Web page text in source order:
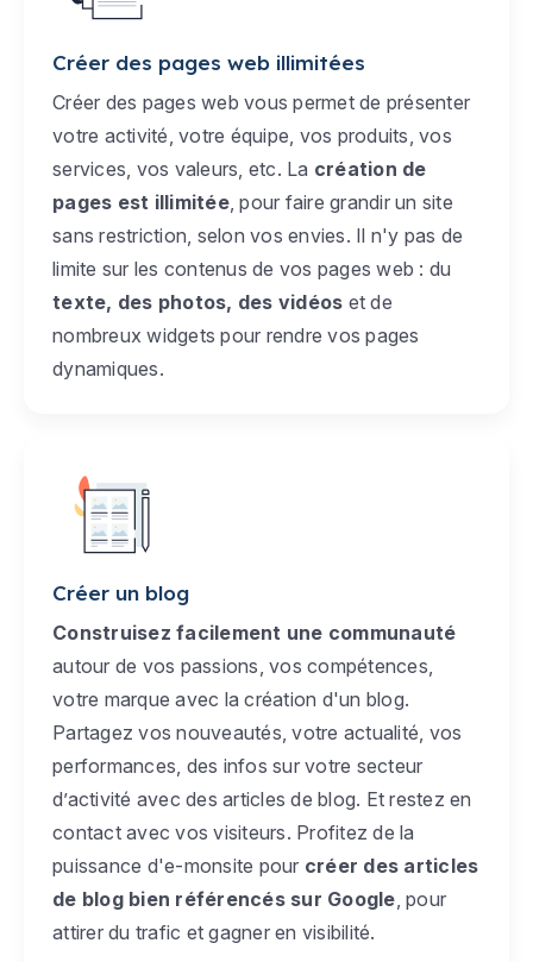
Créer des pages web illimitées
Créer des pages web vous permet de présenter
votre activité, votre équipe, vos produits, vos
services, vos valeurs, etc. La création de
pages est illimitée, pour faire grandir un site
sans restriction, selon vos envies. Il n'y pas de
limite sur les contenus de vos pages web : du
texte, des photos, des vidéos et de
nombreux widgets pour rendre vos pages
dynamiques.
Créer un blog
Construisez facilement une communauté
autour de vos passions, vos compétences,
votre marque avec la création d'un blog.
Partagez vos nouveautés, votre actualité, vos
performances, des infos sur votre secteur
d’activité avec des articles de blog. Et restez en
contact avec vos visiteurs. Profitez de la
puissance d'e-monsite pour créer des articles
de blog bien référencés sur Google , pour
attirer du trafic et gagner en visibilité.